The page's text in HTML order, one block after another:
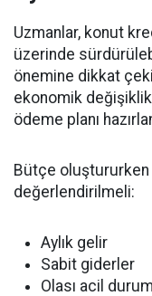
Uzmanlar, konut
üzerinde
önemine dikkat
ekonomik
ödeme planı
Bütçe
değerlendirilmeli:
Aylık gelir
Sabit giderler
Olası acil